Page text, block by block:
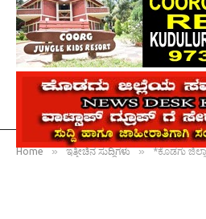
Home » ಇತ್ತೀಚಿನ ಸುದ್ದಿಗಳು » *ಕೊಡಗು